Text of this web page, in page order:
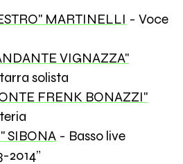
MARTINELLI - Voce
VIGNAZZA"
solista
FRENK BONAZZI"
SIBONA- Basso live
2014”